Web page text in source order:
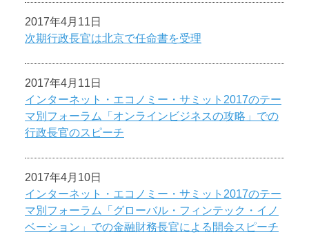
2017年4月11日
次期行政長官は北京で任命書を受理
2017年4月11日
インターネット・エコノミー・サミット2017のテー
マ別フォーラム「オンラインビジネスの攻略」での
行政長官のスピーチ
2017年4月10日
インターネット・エコノミー・サミット2017のテー
マ別フォーラム「グローバル・フィンテック・イノ
ベーション」での金融財務長官による開会スピーチ